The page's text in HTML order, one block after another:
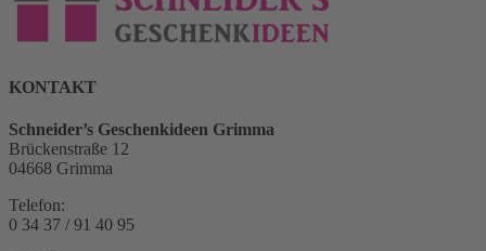
KONTAKT
Schneider’s Geschenkideen Grimma
Brückenstraße 12
04668 Grimma
Telefon:
0 34 37 / 91 40 95